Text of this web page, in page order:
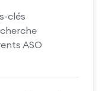
clés
ASO